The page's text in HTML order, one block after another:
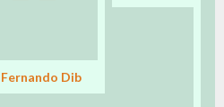
Fernando Dib